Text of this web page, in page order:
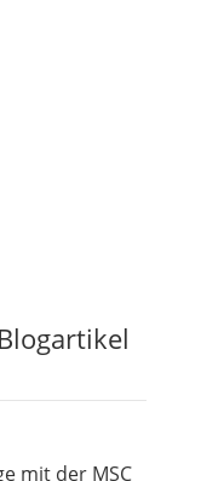
mit der MSC